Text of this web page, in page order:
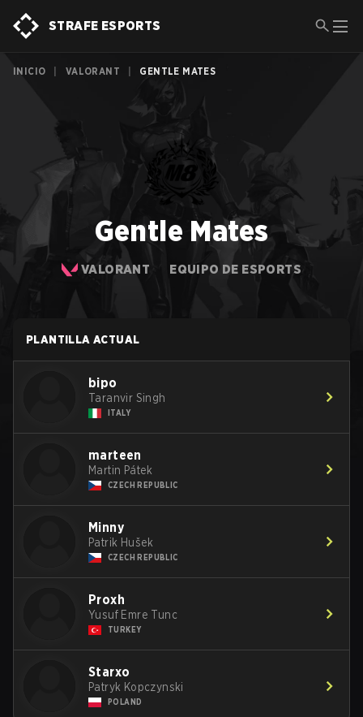
STRAFE ESPORTS
INICIO VALORANT GENTLE MATES
Gentle Mates
VALORANT EQUIPO DE ESPORTS
PLANTILLA ACTUAL
bipo
Taranvir Singh
ITALY
marteen
Martin Pátek
CZECH REPUBLIC
Minny
Patrik Hušek
CZECH REPUBLIC
Proxh
Yusuf Emre Tunc
TURKEY
Starxo
Patryk Kopczynski
POLAND